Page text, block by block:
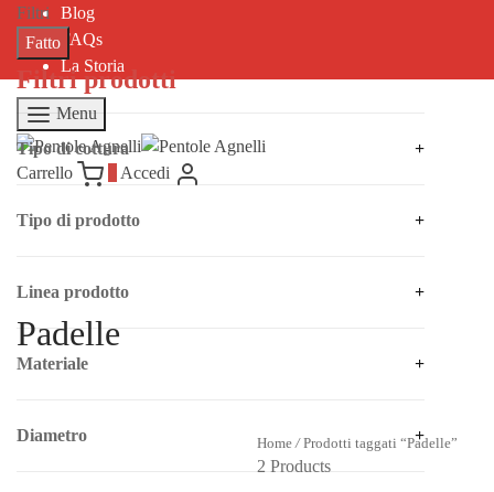
Blog
FAQs
La Storia
Menu
Carrello Accedi
Padelle
Filtri
Fatto
Filtri prodotti
Tipo di cottura +
Tipo di prodotto +
Linea prodotto +
Materiale +
Diametro +
Home /Prodotti taggati “Padelle”
2 Products